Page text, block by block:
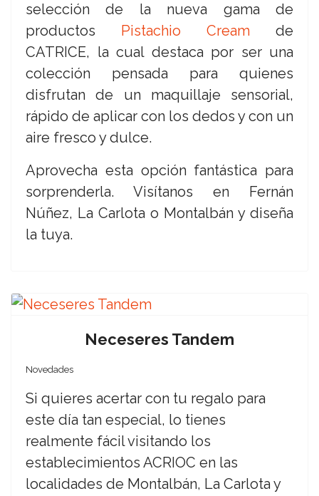
selección de la nueva gama de
productos Pistachio Cream de
CATRICE, la cual destaca por ser una
colección pensada para quienes
disfrutan de un maquillaje sensorial,
rápido de aplicar con los dedos y con un
aire fresco y dulce.
Aprovecha esta opción fantástica para
sorprenderla. Visítanos en Fernán
Núñez, La Carlota o Montalbán y diseña
la tuya.
Neceseres Tandem
Novedades
Si quieres acertar con tu regalo para
este día tan especial, lo tienes
realmente fácil visitando los
establecimientos ACRIOC en las
localidades de Montalbán, La Carlota y